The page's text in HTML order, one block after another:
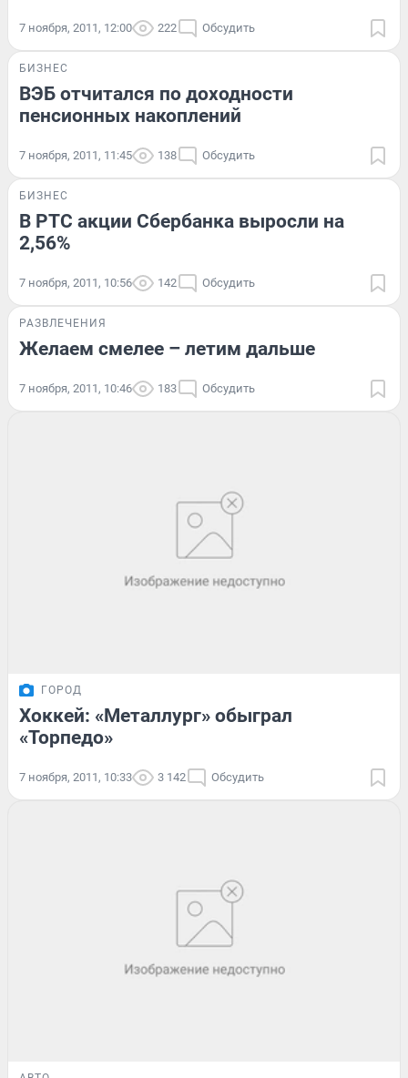
7 ноября, 2011, 12:00 222 Обсудить
БИЗНЕС
ВЭБ отчитался по доходности
пенсионных накоплений
7 ноября, 2011, 11:45 138 Обсудить
БИЗНЕС
В РТС акции Сбербанка выросли на
2,56%
7 ноября, 2011, 10:56 142 Обсудить
РАЗВЛЕЧЕНИЯ
Желаем смелее – летим дальше
7 ноября, 2011, 10:46 183 Обсудить
ГОРОД
Хоккей: «Металлург» обыграл
«Торпедо»
7 ноября, 2011, 10:33 3 142 Обсудить